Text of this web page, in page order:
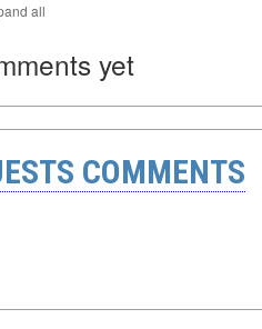
all
yet
COMMENTS